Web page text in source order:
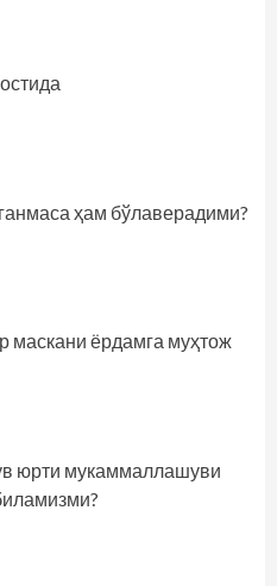
ҳам бўлаверадими?
маскани ёрдамга муҳтож
юрти мукаммаллашуви